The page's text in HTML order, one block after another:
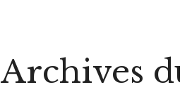
Archives